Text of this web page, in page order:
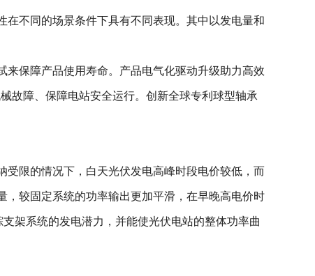
不同的场景条件下具有不同表现。其中以发电量和
保障产品使用寿命。产品电气化驱动升级助力高效
故障、保障电站安全运行。创新全球专利球型轴承
限的情况下，白天光伏发电高峰时段电价较低，而
较固定系统的功率输出更加平滑，在早晚高电价时
架系统的发电潜力，并能使光伏电站的整体功率曲